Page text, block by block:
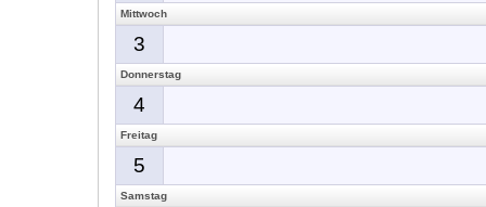
Mittwoch
3
Donnerstag
4
Freitag
5
Samstag